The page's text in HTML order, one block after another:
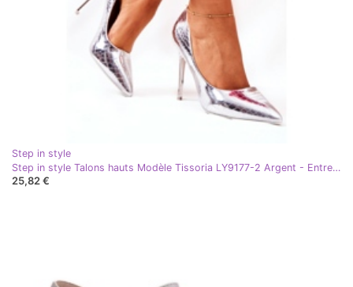
Step in style
Step in style Talons hauts Modèle Tissoria LY9177-2 Argent - Entrez avec style gris
25,82 €